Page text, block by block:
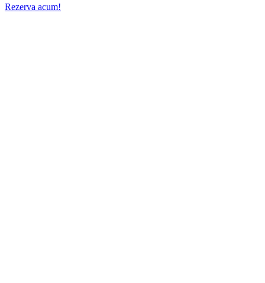
Rezerva acum!